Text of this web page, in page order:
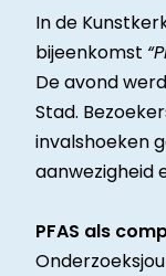
In de
bijeenkomst
De avond
Stad.
invalshoeken
aanwezigheid
PFAS als